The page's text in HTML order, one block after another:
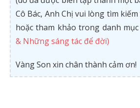
Cô Bác, Anh Chị vui lòng tìm
hoặc tham khảo trong danh mục
& Những sáng tác để đời)
Vàng Son xin chân thành cảm ơn!